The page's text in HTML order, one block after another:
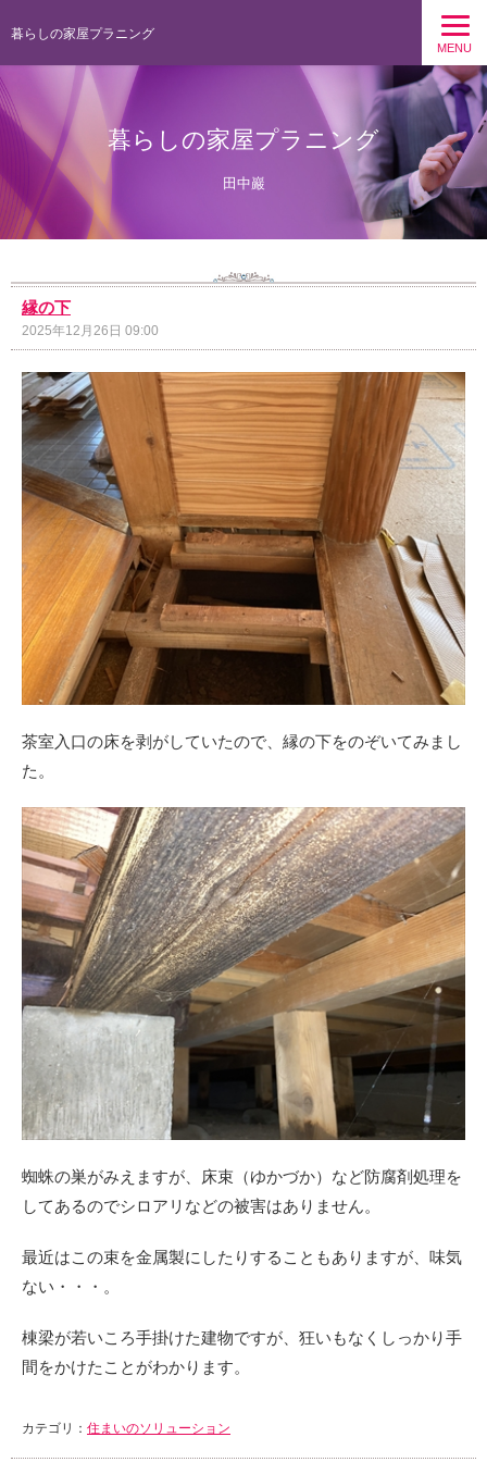
暮らしの家屋プラニング
MENU
暮らしの家屋プラニング
田中巖
縁の下
2025年12月26日 09:00
茶室入口の床を剥がしていたので、縁の下をのぞいてみまし
た。
蜘蛛の巣がみえますが、床束（ゆかづか）など防腐剤処理を
してあるのでシロアリなどの被害はありません。
最近はこの束を金属製にしたりすることもありますが、味気
ない・・・。
棟梁が若いころ手掛けた建物ですが、狂いもなくしっかり手
間をかけたことがわかります。
カテゴリ： 住まいのソリューション